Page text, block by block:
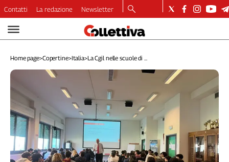
Video
Dirette
Longform
Economia
Lavoro
Ambiente
Diritti
Welfare
Contatti La redazione Newsletter
Home page>Copertine>Italia>La Cgil nelle scuole di ...